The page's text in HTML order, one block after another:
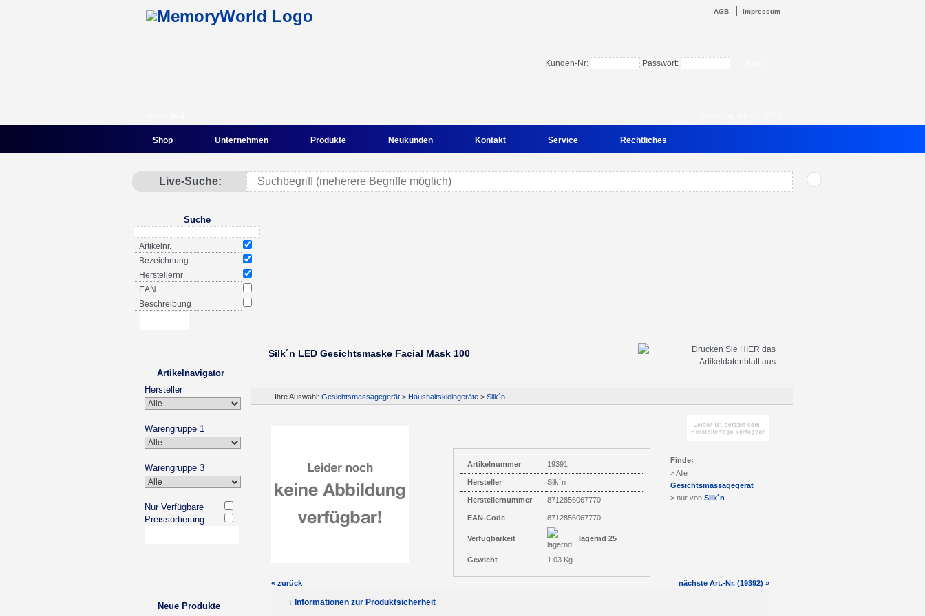
AGB Impressum
Kunden-Nr: Passwort:
Shop Unternehmen Produkte Neukunden Kontakt Service Rechtliches
Live-Suche:
Suche
Artikelnr.
Bezeichnung
Herstellernr
EAN
Beschreibung
Artikelnavigator
Hersteller
Warengruppe 1
Warengruppe 3
Nur Verfügbare
Preissortierung
Neue Produkte
Silk´n LED Gesichtsmaske Facial Mask 100
Ihre Auswahl: Gesichtsmassagegerät > Haushaltskleingeräte > Silk´n
Artikelnummer 19391
Hersteller Silk´n
Herstellernummer 8712856067770
EAN-Code 8712856067770
Verfügbarkeit lagernd 25
Gewicht 1.03 Kg
Finde:
> Alle
Gesichtsmassagegerät
> nur von Silk´n
« zurück nächste Art.-Nr. (19392) »
↓ Informationen zur Produktsicherheit